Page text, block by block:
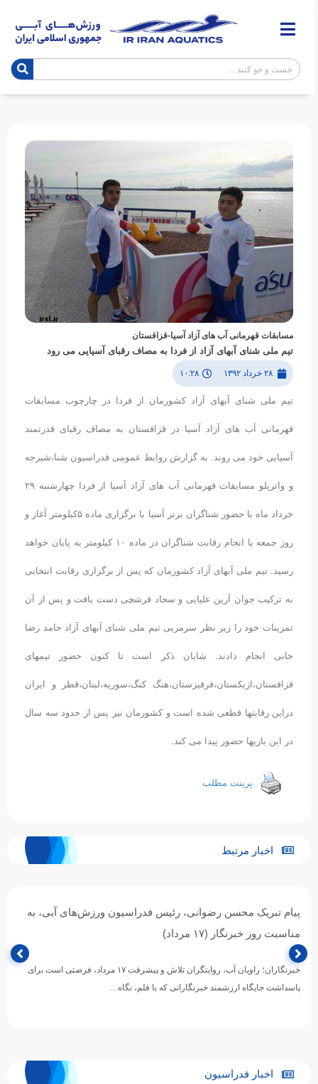
مسابقات قهرمانی آب های آزاد آسیا-قزاقستان
تیم ملی شنای آبهای آزاد از فردا به مصاف رقبای آسیایی می رود
۲۸ خرداد ۱۳۹۲ ۱۰:۲۸
تیم ملی شنای آبهای آزاد کشورمان از فردا در چارچوب مسابقات
قهرمانی آب های آزاد آسیا در قزاقستان به مصاف رقبای قدرتمند
آسیایی خود می روند. به گزارش روابط عمومی فدراسیون شنا،شیرجه
و واترپلو مسابقات قهرمانی آب های آزاد آسیا از فردا چهارشنبه ٢٩
خرداد ماه با حضور شناگران برتر آسیا با برگزاری ماده ۵کیلومتر آغاز و
روز جمعه با انجام رقابت شناگران در ماده ١۰ کیلومتر به پایان خواهد
رسید. تیم ملی آبهای آزاد کشورمان که پس از برگزاری رقابت انتخابی
به ترکیب جوان آرین علیایی و سجاد فرشچی دست یافت و پس از آن
تمرینات خود را زیر نظر سرمربی تیم ملی شنای آبهای آزاد حامد رضا
خانی انجام دادند. شایان ذکر است تا کنون حضور تیمهای
قزاقستان،ازبکستان،قرقیزستان،هنگ کنگ،سوریه،لبنان،قطر و ایران
دراین رقابتها قطعی شده است و کشورمان نیز پس از حدود سه سال
در این بازیها حضور پیدا می کند.
پرینت مطلب
اخبار مرتبط
پیام تبریک محسن رضوانی، رئیس فدراسیون ورزش‌های آبی، به
مناسبت روز خبرنگار (۱۷ مرداد)
خبرنگاران؛ راویان آب، روایتگران تلاش و پیشرفت ۱۷ مرداد، فرصتی است برای
پاسداشت جایگاه ارزشمند خبرنگارانی که با قلم، نگاه…
اخبار فدراسیون